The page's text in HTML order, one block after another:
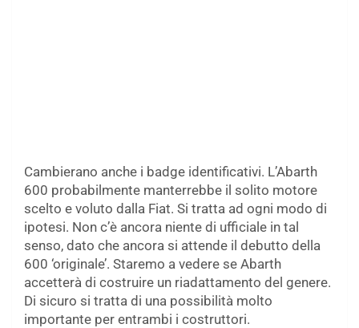
Cambierano anche i badge identificativi. L’Abarth
600 probabilmente manterrebbe il solito motore
scelto e voluto dalla Fiat. Si tratta ad ogni modo di
ipotesi. Non c’è ancora niente di ufficiale in tal
senso, dato che ancora si attende il debutto della
600 ‘originale’. Staremo a vedere se Abarth
accetterà di costruire un riadattamento del genere.
Di sicuro si tratta di una possibilità molto
importante per entrambi i costruttori.